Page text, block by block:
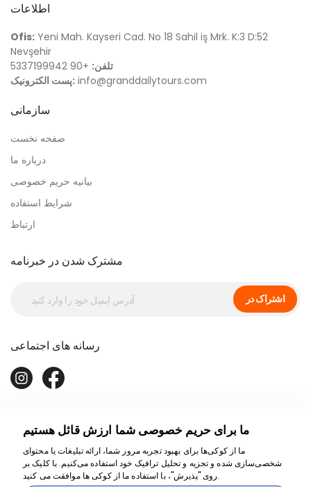
اطلاعات
Ofis: Yeni Mah. Kayseri Cad. No 18 Sahil iş Mrk. K:3 D:52
Nevşehir
تلفن: +90 5337199942
پست الکترونیک: info@granddailytours.com
سازمانی
صفحه نخست
درباره ما
بیانیه حریم خصوصی
شرایط استفاده
ارتباط
مشترک شدن در خبرنامه
اشتراک در
رسانه های اجتماعی
ما برای حریم خصوصی شما ارزش قائل هستیم
ما از کوکی‌ها برای بهبود تجربه مرور شما، ارائه تبلیغات یا محتوای
شخصی‌سازی شده و تجزیه و تحلیل ترافیک خود استفاده می‌کنیم. با کلیک بر
روی "پذیرش"، با استفاده ما از کوکی ها موافقت می کنید.